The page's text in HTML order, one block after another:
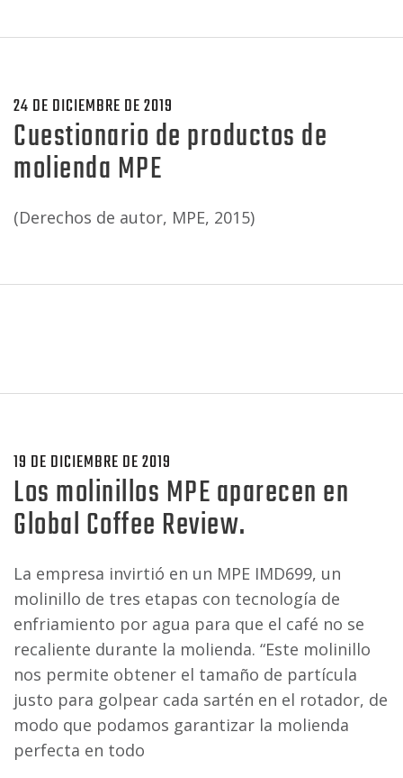
24 DE DICIEMBRE DE 2019
Cuestionario de productos de
molienda MPE
(Derechos de autor, MPE, 2015)
19 DE DICIEMBRE DE 2019
Los molinillos MPE aparecen en
Global Coffee Review.
La empresa invirtió en un MPE IMD699, un
molinillo de tres etapas con tecnología de
enfriamiento por agua para que el café no se
recaliente durante la molienda. “Este molinillo
nos permite obtener el tamaño de partícula
justo para golpear cada sartén en el rotador, de
modo que podamos garantizar la molienda
perfecta en todo